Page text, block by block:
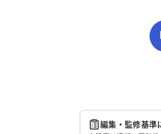
こちらは送信専用
編集・監修基準